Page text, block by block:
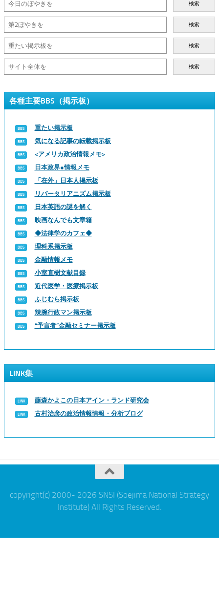
検索
検索
検索
検索
各種主要BBS（掲示板）
重たい掲示板
気になる記事の転載掲示板
<アメリカ政治情報メモ>
日本政界●情報メモ
「在外」日本人掲示板
リバータリアニズム掲示板
日本英語の謎を解く
映画なんでも文章箱
◆法律学のカフェ◆
理科系掲示板
金融情報メモ
小室直樹文献目録
近代医学・医療掲示板
ふじむら掲示板
辣腕行政マン掲示板
“予言者”金融セミナー掲示板
LINK集
藤森かよこの日本アイン・ランド研究会
古村治彦の政治情報情報・分析ブログ
copyright(c) 2000- 2026 SNSI (Soejima National Strategy
Institute) All Rights Reserved.